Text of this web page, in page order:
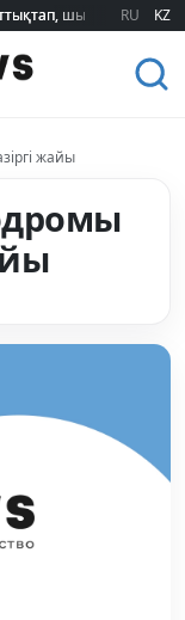
шығармашылық
шығармашылық
RU KZ
жайы